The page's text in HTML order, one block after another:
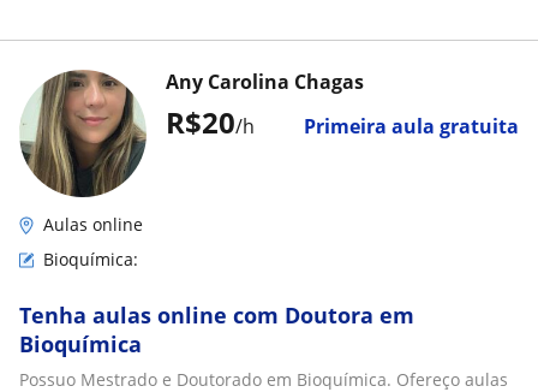
R$20/h Primeira aula gratuita
Any Carolina Chagas
Aulas online
Bioquímica:
Tenha aulas online com Doutora em
Bioquímica
Possuo Mestrado e Doutorado em Bioquímica. Ofereço aulas